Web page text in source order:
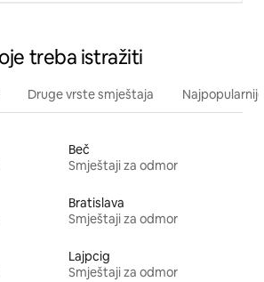
treba istražiti
Druge vrste smještaja
Beč
Smještaji za odmor
Bratislava
Smještaji za odmor
Lajpcig
Smještaji za odmor